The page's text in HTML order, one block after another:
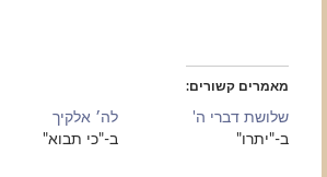
מאמרים קשורים
שלושת דברי ה'
ב-"יתרו"
לה׳ אלקיך
ב-"כי תבוא"